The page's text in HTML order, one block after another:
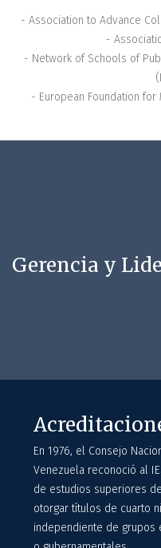
- Association to Advance
-
- Network of Schools of
- European Foundation for
Gerencia y
En 1976, el Consejo
Venezuela reconoció al
de estudios superiores
otorgar títulos de cuarto
independiente de